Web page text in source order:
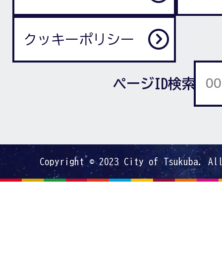
クッキーポリシー
ページID検索
Copyright © 2023 City of Tsukuba.